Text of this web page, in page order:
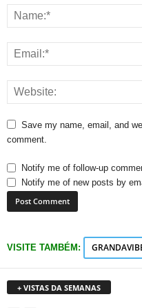
Save my name, email, and
comment.
Notify me of follow-up
Notify me of new posts by
VISITE TAMBÉM:
+ VISTAS DA SEMANAS